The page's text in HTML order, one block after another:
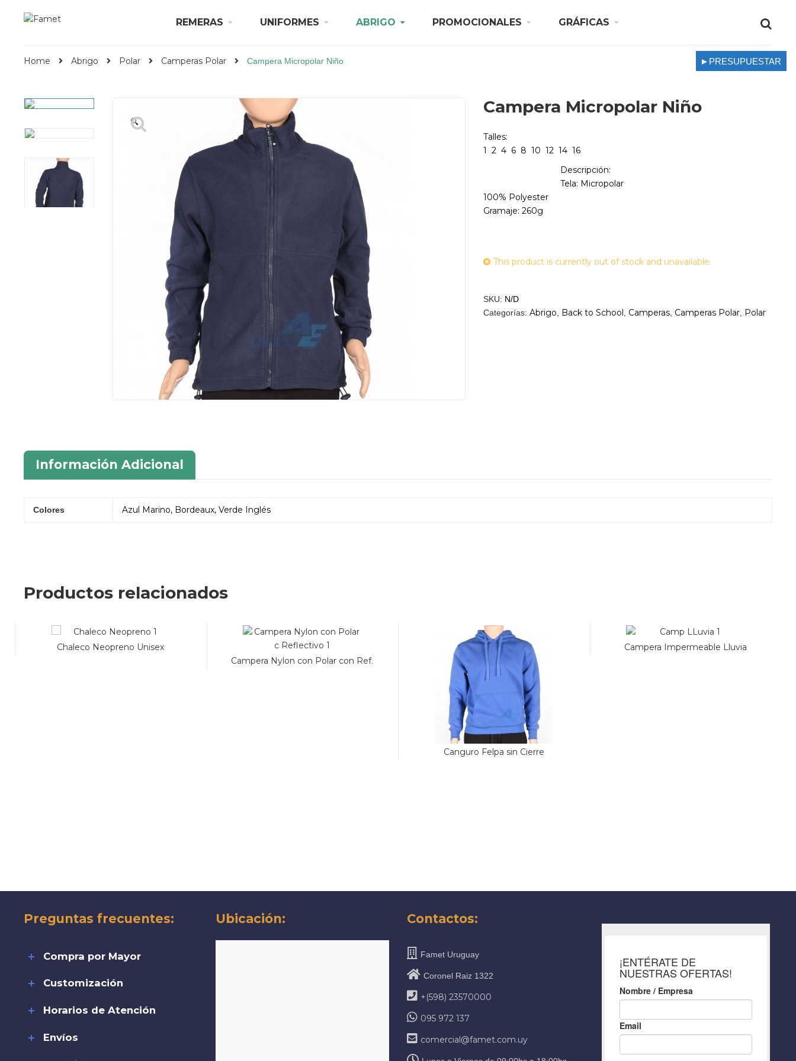
REMERAS UNIFORMES ABRIGO PROMOCIONALES GRÁFICAS
Home Abrigo Polar Camperas Polar Campera Micropolar Niño
🔍
Campera Micropolar Niño
Talles:
1 2 4 6 8 10 12 14 16
Descripción:
Tela: Micropolar
100% Polyester
Gramaje: 260g
This product is currently out of stock and unavailable.
SKU: N/D
Categorías:Abrigo Back to School Camperas Camperas Polar Polar
Información Adicional
Colores Azul Marino, Bordeaux, Verde Inglés
Productos relacionados
Chaleco Neopreno Unisex
Campera Nylon con Polar con Ref.
Canguro Felpa sin Cierre
Campera Impermeable Lluvia
►PRESUPUESTAR
Preguntas frecuentes:
Compra por Mayor
Customización
Horarios de Atención
Envíos
Ubicación: Contactos:
Famet Uruguay
Coronel Raiz 1322
+(598) 23570000
095 972 137
comercial@famet.com.uy